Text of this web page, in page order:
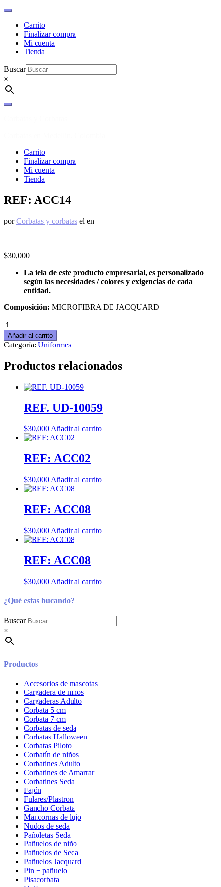
Carrito
Finalizar compra
Mi cuenta
Tienda
Buscar
×
Ir
Carrito
Finalizar compra
Mi cuenta
Tienda
REF: ACC14
porCorbatas y corbatas el en
$30,000
La tela de este producto empresarial, es personalizado
según las necesidades / colores y exigencias de cada
entidad.
Composición: MICROFIBRA DE JACQUARD
REF:
ACC14
cantidad
Añadir al carrito
Categoría: Uniformes
Productos relacionados
REF. UD-10059
$30,000Añadir al carrito
REF: ACC02
$30,000 Añadir al carrito
REF: ACC08
$30,000 Añadir al carrito
REF: ACC08
$30,000 Añadir al carrito
¿Qué estas bucando?
Buscar
×
Productos
Accesorios de mascotas
Cargadera de niños
Cargaderas Adulto
Corbata 5 cm
Corbata 7 cm
Corbatas de seda
Corbatas Halloween
Corbatas Piloto
Corbatín de niños
Corbatines Adulto
Corbatines de Amarrar
Corbatines Seda
Fajón
Fulares/Plastron
Gancho Corbata
Mancornas de lujo
Nudos de seda
Pañoletas Seda
Pañuelos de niño
Pañuelos de Seda
Pañuelos Jacquard
Pin + pañuelo
Pisacorbata